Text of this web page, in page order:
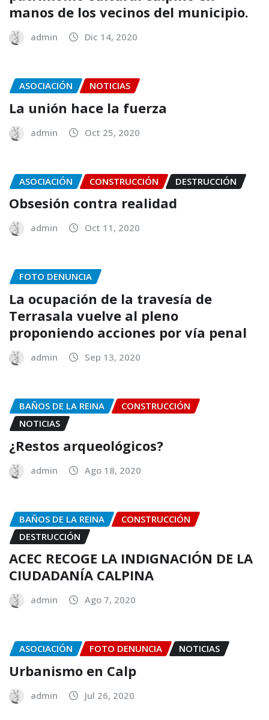
manos de los vecinos del municipio.
admin Dic 14, 2020
ASOCIACIÓN NOTICIAS
La unión hace la fuerza
admin Oct 25, 2020
ASOCIACIÓN CONSTRUCCIÓN DESTRUCCIÓN
Obsesión contra realidad
admin Oct 11, 2020
FOTO DENUNCIA
La ocupación de la travesía de
Terrasala vuelve al pleno
proponiendo acciones por vía penal
admin Sep 13, 2020
BAÑOS DE LA REINA
CONSTRUCCIÓN
NOTICIAS
¿Restos arqueológicos?
admin Ago 18, 2020
BAÑOS DE LA REINA
CONSTRUCCIÓN
DESTRUCCIÓN
ACEC RECOGE LA INDIGNACIÓN DE LA
CIUDADANÍA CALPINA
admin Ago 7, 2020
ASOCIACIÓN FOTO DENUNCIA NOTICIAS
Urbanismo en Calp
admin Jul 26, 2020